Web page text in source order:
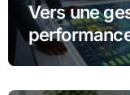
Vers une
financière